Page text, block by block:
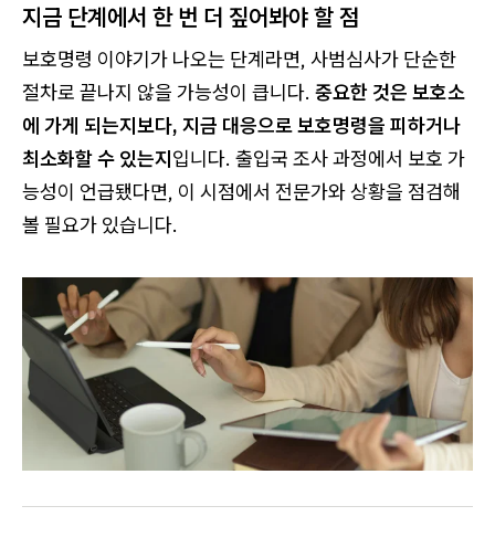
지금 단계에서 한 번 더 짚어봐야 할 점
보호명령 이야기가 나오는 단계라면, 사범심사가 단순한
절차로 끝나지 않을 가능성이 큽니다. 중요한 것은 보호소
에 가게 되는지보다, 지금 대응으로 보호명령을 피하거나
최소화할 수 있는지입니다. 출입국 조사 과정에서 보호 가
능성이 언급됐다면, 이 시점에서 전문가와 상황을 점검해
볼 필요가 있습니다.